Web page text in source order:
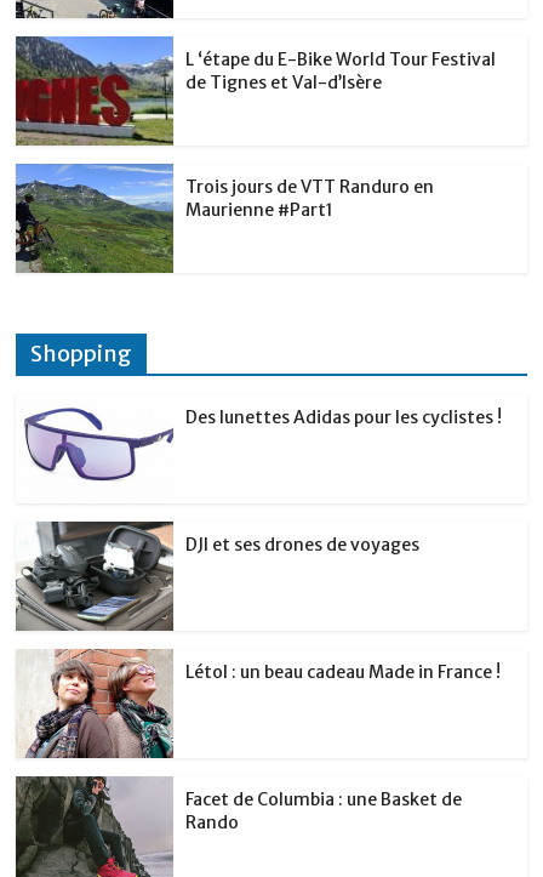
L ‘étape du E-Bike World Tour Festival
de Tignes et Val-d’Isère
Trois jours de VTT Randuro en
Maurienne #Part1
Shopping
Des lunettes Adidas pour les cyclistes !
DJI et ses drones de voyages
Létol : un beau cadeau Made in France !
Facet de Columbia : une Basket de
Rando